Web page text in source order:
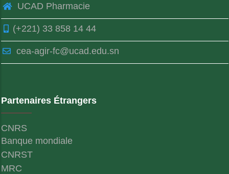
UCAD Pharmacie
(+221) 33 858 14 44
cea-agir-fc@ucad.edu.sn
Partenaires Étrangers
CNRS
Banque mondiale
CNRST
MRC